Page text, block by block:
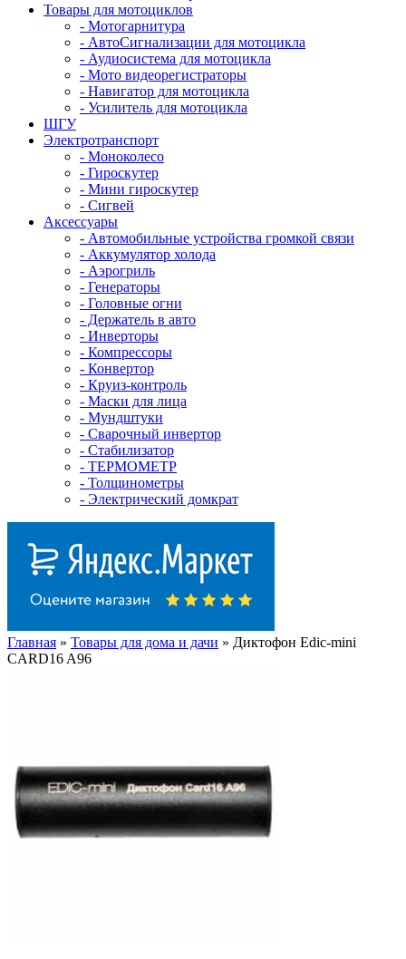
Товары для мотоциклов
- Mотогарнитура
- АвтоСигнализации для мотоцикла
- Аудиосистема для мотоцикла
- Мото видеорегистраторы
- Навигатор для мотоцикла
- Усилитель для мотоцикла
ШГУ
Электротранспорт
- Mоноколесо
- Гироскутер
- Мини гироскутер
- Сигвей
Аксессуары
- Автомобильные устройства громкой связи
- Аккумулятор холода
- Аэрогриль
- Генераторы
- Головные огни
- Держатель в авто
- Инверторы
- Компрессоры
- Конвертор
- Круиз-контроль
- Маски для лица
- Мундштуки
- Сварочный инвертор
- Стабилизатор
- ТЕРМОМЕТР
- Толщинометры
- Электрический домкрат
Главная » Товары для дома и дачи » Диктофон Edic-mini
CARD16 A96